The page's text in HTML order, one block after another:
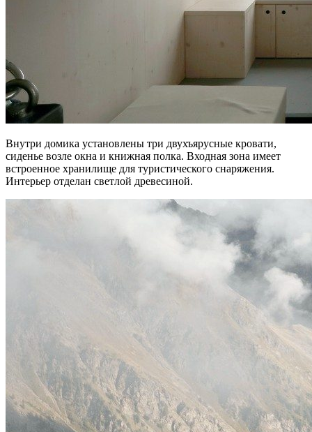
Внутри домика установлены три двухъярусные кровати,
сиденье возле окна и книжная полка. Входная зона имеет
встроенное хранилище для туристического снаряжения.
Интерьер отделан светлой древесиной.